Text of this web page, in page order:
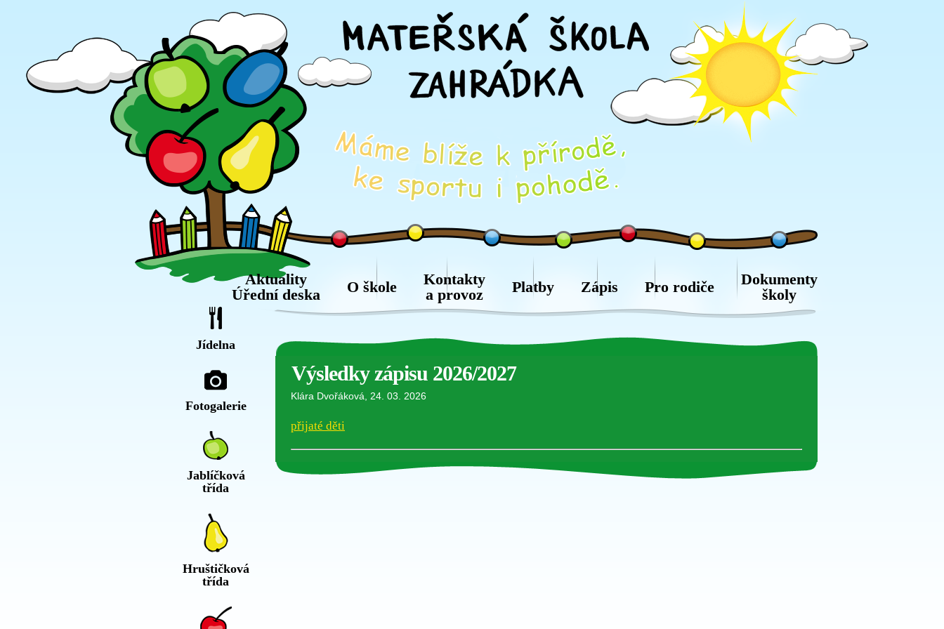
Aktuality
Úřední deska
O škole
Kontakty
a provoz
Platby Zápis Pro rodiče
Dokumenty
školy
Jídelna
Fotogalerie
Jablíčková
třída
Hruštičková
třída
Výsledky zápisu 2026/2027
Klára Dvořáková, 24. 03. 2026
přijaté děti